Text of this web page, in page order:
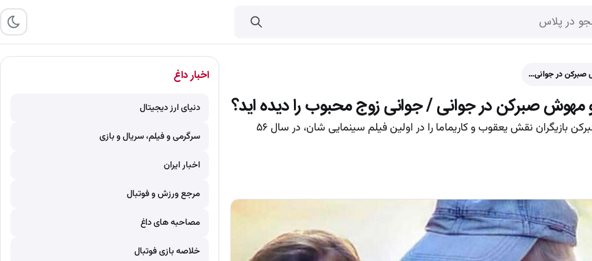
در جوانی…
صبرکن در جوانی / جوانی زوج محبوب را دیده اید؟
تصویری جالب از محمود پاک نیت و مهوش صبرکن بازیگران نقش یعقوب و کاریماما را در اولین فیلم سینمایی شان، در سال ۵۶
اخبار داغ
دنیای ارز دیجیتال
سرگرمی و فیلم، سریال و بازی
اخبار ایران
مرجع ورزش و فوتبال
مصاحبه های داغ
خلاصه بازی فوتبال